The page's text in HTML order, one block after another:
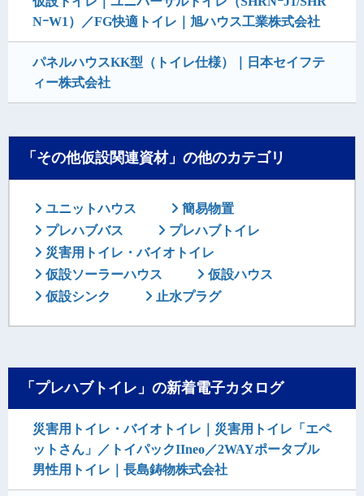
NｰW1）／FG快適トイレ｜旭ハウス工業株式会社
パネルハウスKK型（トイレ仕様）｜日本セイフテ
ィー株式会社
「その他仮設関連資材」の他のカテゴリ
ユニットハウス
簡易物置
プレハブバス
プレハブトイレ
災害用トイレ・バイオトイレ
仮設ソーラーハウス
仮設ハウス
仮設シンク
止水プラグ
「プレハブトイレ」の新着電子カタログ
災害用トイレ・バイオトイレ｜災害用トイレ「エペ
ットさん」／トイパックIIneo／2WAYポータブル
男性用トイレ｜長島鋳物株式会社